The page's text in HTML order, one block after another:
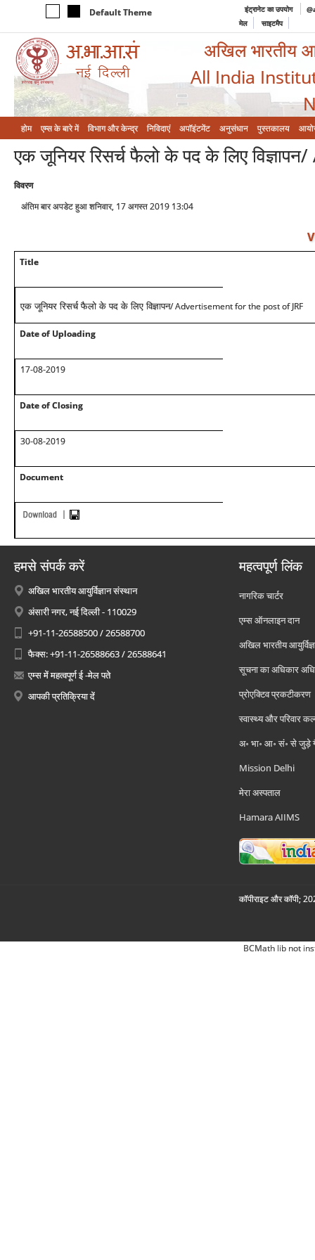
Default Theme इंट्रानेट का उपयोग
मेल
साइटमैप
अखिल भारतीय
All India
होम एम्‍स के बारे में विभाग और केन्‍द्र निविदाएं अपॉइंटमेंट अनुसंधान पुस्तकालय
एक जूनियर रिसर्च फैलो के पद के लिए
विवरण
अंतिम बार अपडेट हुआ शनिवार, 17 अगस्त 2019 13:04
Title
एक जूनियर रिसर्च फैलो के पद के लिए विज्ञापन/ Advertisement for the post of JRF
Date of Uploading
17-08-2019
Date of Closing
30-08-2019
Document
हमसे संपर्क करें
अखिल भारतीय आयुर्विज्ञान संस्थान
अंसारी नगर, नई दिल्ली - 110029
+91-11-26588500 / 26588700
फैक्स: +91-11-26588663 / 26588641
एम्स में महत्वपूर्ण ई -मेल पते
आपकी प्रतिक्रिया दें
महत्वपूर्ण लिंक
नागरिक चार्टर
एम्स ऑनलाइन दान
अखिल भारतीय
सूचना का अधिकार
प्रोएक्टिव प्रकटीकरण
स्वास्थ्य और परिवार
अ॰ भा॰ आ॰ सं॰ से जुड़े
Mission Delhi
मेरा अस्पताल
Hamara AIIMS
कॉपीराइट और कॉपी;
BCMath lib not